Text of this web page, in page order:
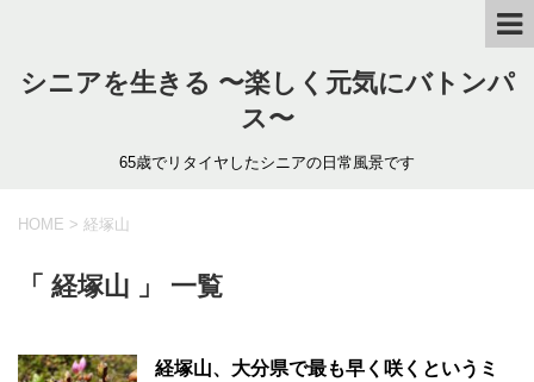
シニアを生きる 〜楽しく元気にバトンパ
ス〜
65歳でリタイヤしたシニアの日常風景です
HOME > 経塚山
「 経塚山 」 一覧
経塚山、大分県で最も早く咲くというミ